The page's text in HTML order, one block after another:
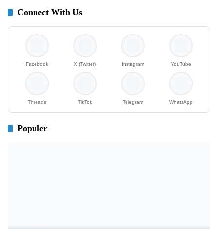
Connect With Us
Facebook X (Twitter) Instagram YouTube
Threads TikTok Telegram WhatsApp
Populer